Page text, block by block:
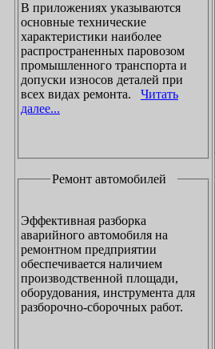
В приложениях указываются
основные технические
характеристики наиболее
распространенных паровозом
промышленного транспорта и
допуски износов деталей при
всех видах ремонта. Читать
далее...
Ремонт автомобилей
Эффективная разборка
аварийного автомобиля на
ремонтном предприятии
обеспечивается наличием
производственной площади,
оборудования, инструмента для
разборочно-сборочных работ.